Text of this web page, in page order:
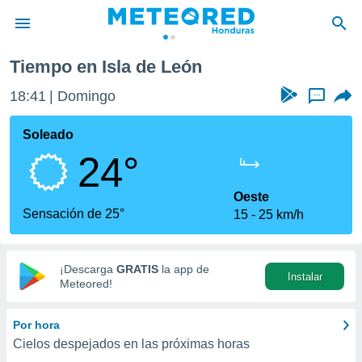
de
ha sido
calidad.
a este
las
y
digital
basada
Tiempo en Isla de León
18:41 Domingo ...
Soleado
24°
Sensación de 25°
Oeste
15
25 km/h
¡Descarga GRATIS la app de
Meteored!
Instalar
Por hora
Cielos despejados en las próximas horas